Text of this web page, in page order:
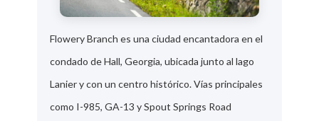
Flowery Branch es una ciudad encantadora en el
condado de Hall, Georgia, ubicada junto al lago
Lanier y con un centro histórico. Vías principales
como I-985, GA-13 y Spout Springs Road